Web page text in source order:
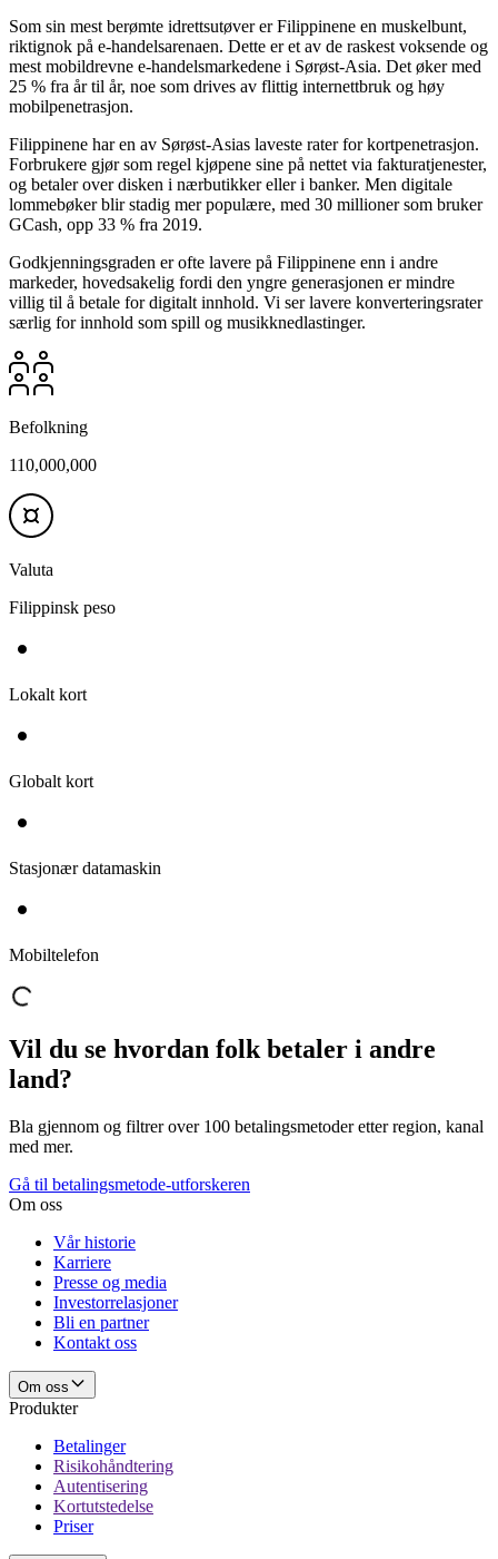
Som sin mest berømte idrettsutøver er Filippinene en muskelbunt,
riktignok på e-handelsarenaen. Dette er et av de raskest voksende og
mest mobildrevne e-handelsmarkedene i Sørøst-Asia. Det øker med
25 % fra år til år, noe som drives av flittig internettbruk og høy
mobilpenetrasjon.
Filippinene har en av Sørøst-Asias laveste rater for kortpenetrasjon.
Forbrukere gjør som regel kjøpene sine på nettet via fakturatjenester,
og betaler over disken i nærbutikker eller i banker. Men digitale
lommebøker blir stadig mer populære, med 30 millioner som bruker
GCash, opp 33 % fra 2019.
Godkjenningsgraden er ofte lavere på Filippinene enn i andre
markeder, hovedsakelig fordi den yngre generasjonen er mindre
villig til å betale for digitalt innhold. Vi ser lavere konverteringsrater
særlig for innhold som spill og musikknedlastinger.
Befolkning
110,000,000
Valuta
Filippinsk peso
Lokalt kort
Globalt kort
Stasjonær datamaskin
Mobiltelefon
Vil du se hvordan folk betaler i andre
land?
Bla gjennom og filtrer over 100 betalingsmetoder etter region, kanal
med mer.
Gå til betalingsmetode-utforskeren
Om oss
Vår historie
Karriere
Presse og media
Investorrelasjoner
Bli en partner
Kontakt oss
Om oss
Produkter
Betalinger
Risikohåndtering
Autentisering
Kortutstedelse
Priser